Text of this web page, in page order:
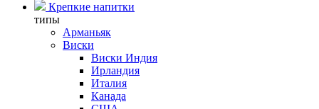
Крепкие напитки
типы
Арманьяк
Виски
Виски Индия
Ирландия
Италия
Канада